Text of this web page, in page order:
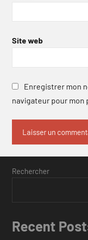
Site web
Enregistrer mon
navigateur pour mon
Rechercher
Recent